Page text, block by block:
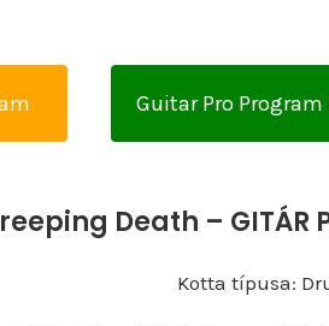
Guitar Pro Program
Death – GITÁR
Kotta típusa: